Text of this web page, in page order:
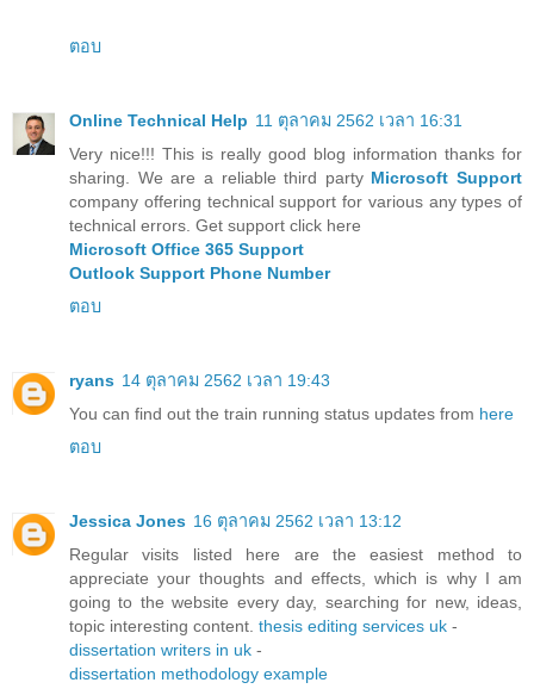
ตอบ
Online Technical Help 11 ตุลาคม 2562 เวลา 16:31
Very nice!!! This is really good blog information thanks for
sharing. We are a reliable third party Microsoft Support
company offering technical support for various any types of
technical errors. Get support click here
Microsoft Office 365 Support
Outlook Support Phone Number
ตอบ
ryans 14 ตุลาคม 2562 เวลา 19:43
You can find out the train running status updates from here
ตอบ
Jessica Jones 16 ตุลาคม 2562 เวลา 13:12
Regular visits listed here are the easiest method to
appreciate your thoughts and effects, which is why I am
going to the website every day, searching for new, ideas,
topic interesting content. thesis editing services uk -
dissertation writers in uk -
dissertation methodology example